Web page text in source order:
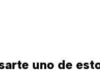
uno de